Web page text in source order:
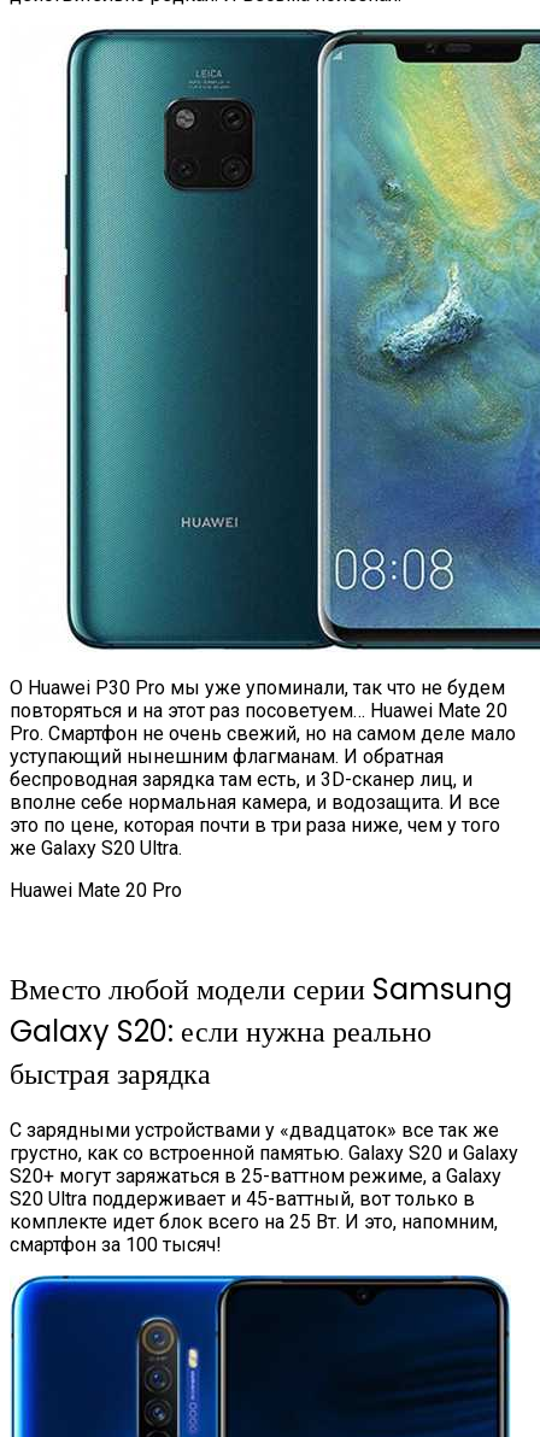
О Huawei P30 Pro мы уже упоминали, так что не будем
повторяться и на этот раз посоветуем… Huawei Mate 20
Pro. Смартфон не очень свежий, но на самом деле мало
уступающий нынешним флагманам. И обратная
беспроводная зарядка там есть, и 3D-сканер лиц, и
вполне себе нормальная камера, и водозащита. И все
это по цене, которая почти в три раза ниже, чем у того
же Galaxy S20 Ultra.
Huawei Mate 20 Pro
Вместо любой модели серии Samsung
Galaxy S20: если нужна реально
быстрая зарядка
С зарядными устройствами у «двадцаток» все так же
грустно, как со встроенной памятью. Galaxy S20 и Galaxy
S20+ могут заряжаться в 25-ваттном режиме, а Galaxy
S20 Ultra поддерживает и 45-ваттный, вот только в
комплекте идет блок всего на 25 Вт. И это, напомним,
смартфон за 100 тысяч!